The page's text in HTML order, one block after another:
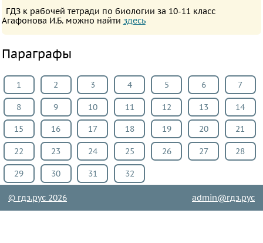
язык
Русский
Алгебра
Физика
Химия
Немецкий
язык
Белорусский
язык
Французский
язык
ГДЗ к рабочей тетради по биологии за 10-11 класс
Агафонова И.Б. можно найти здесь
Параграфы
1 2 3 4 5 6 7
8 9 10 11 12 13 14
15 16 17 18 19 20 21
22 23 24 25 26 27 28
29 30 31 32
© гдз.рус 2026 admin@гдз.рус